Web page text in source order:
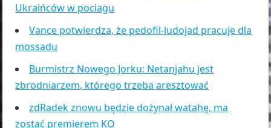
Ukraińców w pociagu
Vance potwierdza, że pedofil-ludojad pracuje dla
mossadu
Burmistrz Nowego Jorku: Netanjahu jest
zbrodniarzem, którego trzeba aresztować
zdRadek znowu będzie dożynał watahę, ma
zostać premierem KO